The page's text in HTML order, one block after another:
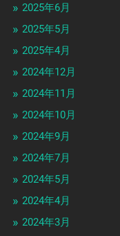
2025年6月
2025年5月
2025年4月
2024年12月
2024年11月
2024年10月
2024年9月
2024年7月
2024年5月
2024年4月
2024年3月